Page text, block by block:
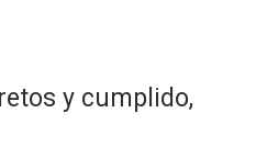
y cumplido,